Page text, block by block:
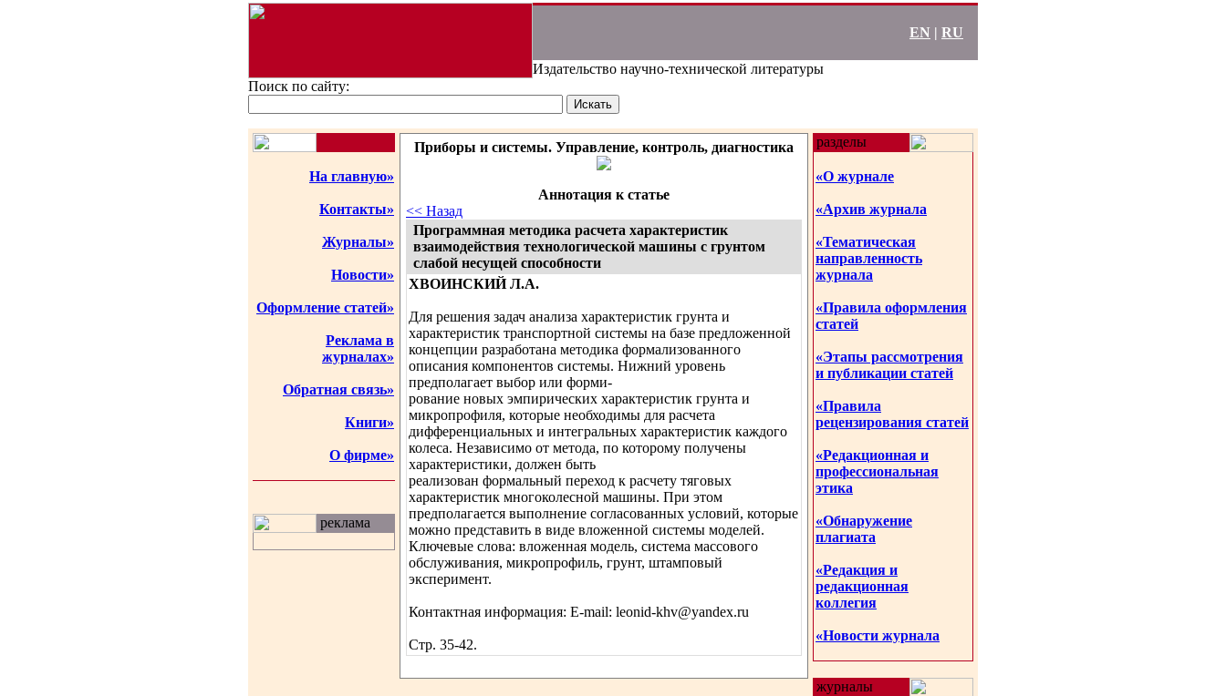
EN | RU
Издательство научно-технической литературы
Поиск по сайту:
На главную»
Контакты»
Журналы»
Новости»
Оформление статей»
Реклама в
журналах»
Обратная связь»
Книги»
О фирме»
реклама
Приборы и системы. Управление, контроль, диагностика
Аннотация к статье
<< Назад
Программная методика расчета характеристик
взаимодействия технологической машины с грунтом
слабой несущей способности
ХВОИНСКИЙ Л.А.
Для решения задач анализа характеристик грунта и
характеристик транспортной системы на базе предложенной
концепции разработана методика формализованного
описания компонентов системы. Нижний уровень
предполагает выбор или форми-
рование новых эмпирических характеристик грунта и
микропрофиля, которые необходимы для расчета
дифференциальных и интегральных характеристик каждого
колеса. Независимо от метода, по которому получены
характеристики, должен быть
реализован формальный переход к расчету тяговых
характеристик многоколесной машины. При этом
предполагается выполнение согласованных условий, которые
можно представить в виде вложенной системы моделей.
Ключевые слова: вложенная модель, система массового
обслуживания, микропрофиль, грунт, штамповый
эксперимент.
Контактная информация: E-mail: leonid-khv@yandex.ru
Стр. 35-42.
разделы
«О журнале
«Архив журнала
«Тематическая
направленность
журнала
«Правила оформления
статей
«Этапы рассмотрения
и публикации статей
«Правила
рецензирования статей
«Редакционная и
профессиональная
этика
«Обнаружение
плагиата
«Редакция и
редакционная
коллегия
«Новости журнала
журналы